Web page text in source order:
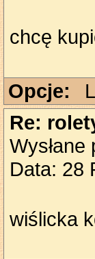
chcę
Opcje:
Re:
Wysłane
Data: 28
wiślicka